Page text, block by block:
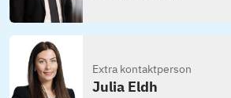
Extra kontaktperson
Julia Eldh